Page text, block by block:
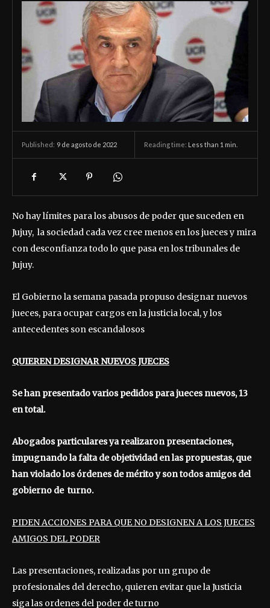
Published: 9 de agosto de 2022 Reading time: Less than 1 min.
No hay límites para los abusos de poder que suceden en
Jujuy, la sociedad cada vez cree menos en los jueces y mira
con desconfianza todo lo que pasa en los tribunales de
Jujuy.
El Gobierno la semana pasada propuso designar nuevos
jueces, para ocupar cargos en la justicia local, y los
antecedentes son escandalosos
QUIEREN DESIGNAR NUEVOS JUECES
Se han presentado varios pedidos para jueces nuevos, 13
en total.
Abogados particulares ya realizaron presentaciones,
impugnando la falta de objetividad en las propuestas, que
han violado los órdenes de mérito y son todos amigos del
gobierno de turno.
PIDEN ACCIONES PARA QUE NO DESIGNEN A LOS JUECES
AMIGOS DEL PODER
Las presentaciones, realizadas por un grupo de
profesionales del derecho, quieren evitar que la Justicia
siga las ordenes del poder de turno